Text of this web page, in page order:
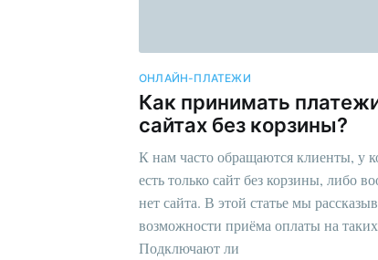
ОНЛАЙН-ПЛАТЕЖИ
Как принимать
сайтах без корзины?
К нам часто обращаются клиенты, у
есть только сайт без корзины, либо
нет сайта. В этой статье мы
возможности приёма оплаты на
Подключают ли